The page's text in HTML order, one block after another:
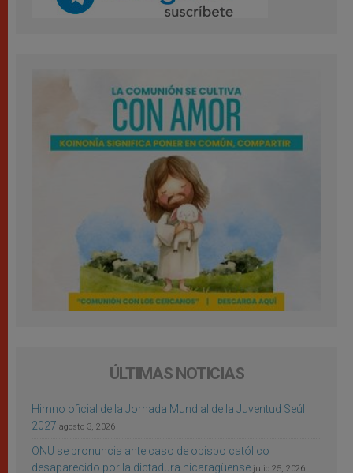
ÚLTIMAS NOTICIAS
Himno oficial de la Jornada Mundial de la Juventud Seúl
2027 agosto 3, 2026
ONU se pronuncia ante caso de obispo católico
desaparecido por la dictadura nicaragüense julio 25, 2026